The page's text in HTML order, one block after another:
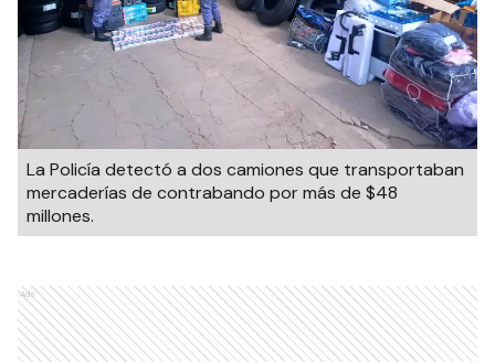
La Policía detectó a dos camiones que transportaban
mercaderías de contrabando por más de $48
millones.
Ads